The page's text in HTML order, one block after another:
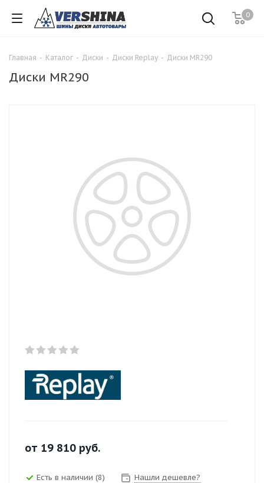
0
Главная - Каталог - Диски - Диски Replay - Диски MR290
Диски MR290
от 19 810 руб.
Есть в наличии (8)
Нашли дешевле?